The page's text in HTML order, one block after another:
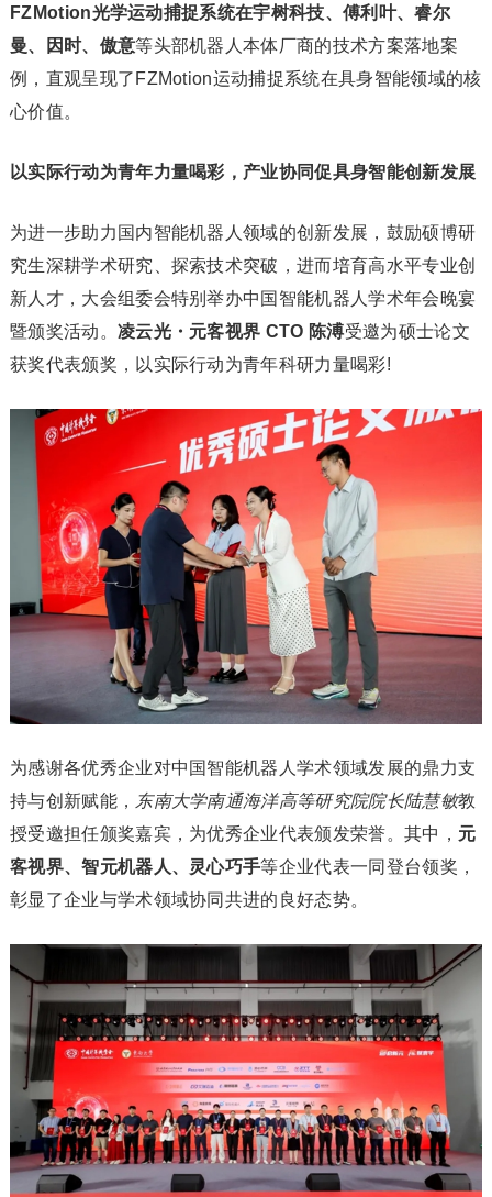
FZMotion光学运动捕捉系统在宇树科技、傅利叶、睿尔
曼、因时、傲意等头部机器人本体厂商的技术方案落地案
例，直观呈现了FZMotion运动捕捉系统在具身智能领域的核
心价值。
以实际行动为青年力量喝彩，产业协同促具身智能创新发展
为进一步助力国内智能机器人领域的创新发展，鼓励硕博研
究生深耕学术研究、探索技术突破，进而培育高水平专业创
新人才，大会组委会特别举办中国智能机器人学术年会晚宴
暨颁奖活动。 凌云光・元客视界 CTO 陈溥受邀为硕士论文
获奖代表颁奖，以实际行动为青年科研力量喝彩!
为感谢各优秀企业对中国智能机器人学术领域发展的鼎力支
持与创新赋能， 东南大学南通海洋高等研究院院长陆慧敏教
授受邀担任颁奖嘉宾，为优秀企业代表颁发荣誉。其中， 元
客视界、智元机器人、灵心巧手等企业代表一同登台领奖，
彰显了企业与学术领域协同共进的良好态势。